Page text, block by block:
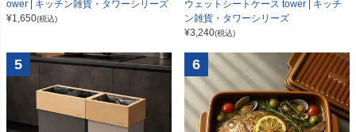
ower | キッチン雑貨・タワーシリーズ
¥1,650(税込)
ウェットシートケース tower | キッチ
ン雑貨・タワーシリーズ
¥3,240(税込)
5 6